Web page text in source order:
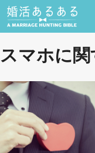
恋愛の悩み
出会い
スマホに